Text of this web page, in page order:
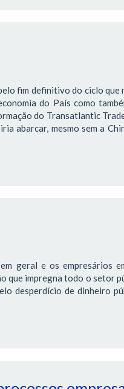
fim definitivo do ciclo que
do País como
do Transatlantic
abarcar, mesmo sem a
geral e os empresários
que impregna todo o setor
desperdício de dinheiro